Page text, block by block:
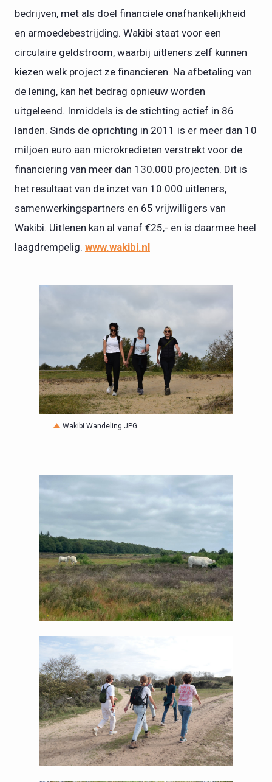
bedrijven, met als doel financiële onafhankelijkheid
en armoedebestrijding. Wakibi staat voor een
circulaire geldstroom, waarbij uitleners zelf kunnen
kiezen welk project ze financieren. Na afbetaling van
de lening, kan het bedrag opnieuw worden
uitgeleend. Inmiddels is de stichting actief in 86
landen. Sinds de oprichting in 2011 is er meer dan 10
miljoen euro aan microkredieten verstrekt voor de
financiering van meer dan 130.000 projecten. Dit is
het resultaat van de inzet van 10.000 uitleners,
samenwerkingspartners en 65 vrijwilligers van
Wakibi. Uitlenen kan al vanaf €25,- en is daarmee heel
laagdrempelig. www.wakibi.nl
JPG
Wakibi Wandeling.JPG
JPG
PNG